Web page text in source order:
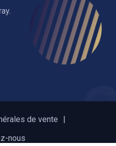
de vente
nous